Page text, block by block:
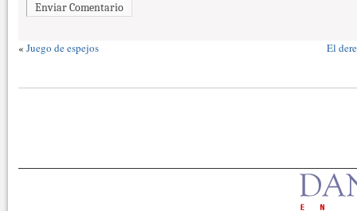
Enviar Comentario
« Juego de espejos El